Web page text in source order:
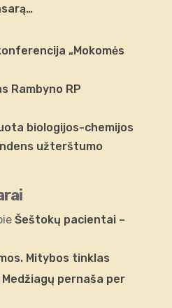
„Mokomės
Rambyno RP
biologijos-chemijos
užterštumo
Šeštokų pacientai –
Mitybos tinklas
Medžiagų pernaša per